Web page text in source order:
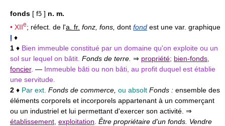
fonds [ fɔ̃ ] n. m.
• XIIe; réfect. de l'a. fr. fonz, fons, dont fond est une var. graphique
I ♦
1 ♦ Bien immeuble constitué par un domaine qu'on exploite ou un
sol sur lequel on bâtit. Fonds de terre. ⇒ propriété; bien-fonds
foncier. — Immeuble bâti ou non bâti, au profit duquel est établie
une servitude.
2 ♦ Par ext. Fonds de commerce, ou absolt Fonds : ensemble des
éléments corporels et incorporels appartenant à un commerçant
ou un industriel et lui permettant d'exercer son activité. ⇒
établissement exploitation Être propriétaire d'un fonds. Vendre